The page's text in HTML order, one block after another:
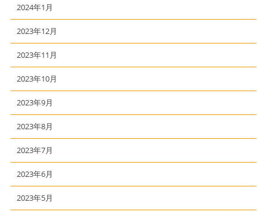
2024年1月
2023年12月
2023年11月
2023年10月
2023年9月
2023年8月
2023年7月
2023年6月
2023年5月